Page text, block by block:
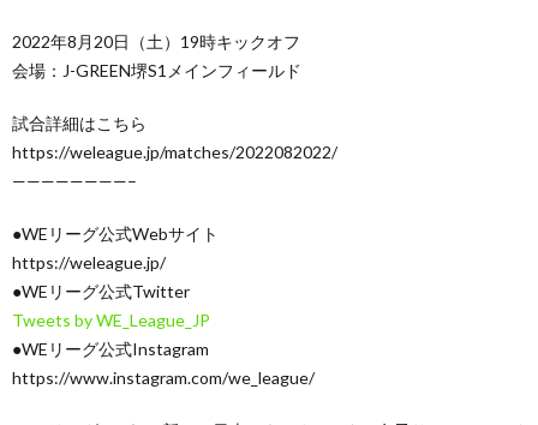
2022年8月20日（土）19時キックオフ
会場：J-GREEN堺S1メインフィールド
試合詳細はこちら
https://weleague.jp/matches/2022082022/
————————–
●WEリーグ公式Webサイト
https://weleague.jp/
●WEリーグ公式Twitter
Tweets by WE_League_JP
●WEリーグ公式Instagram
https://www.instagram.com/we_league/